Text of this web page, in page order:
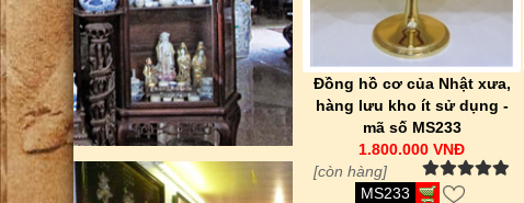
Đồng hồ cơ của Nhật xưa,
hàng lưu kho ít sử dụng -
mã số MS233
1.800.000 VNĐ
[còn hàng]
MS233